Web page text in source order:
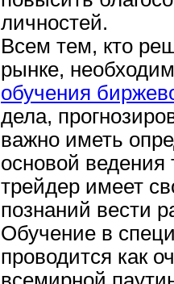
личностей.
Всем тем, кто
рынке,
обучения
дела,
важно иметь
основой ведения
трейдер имеет
познаний вести
Обучение в
проводится как